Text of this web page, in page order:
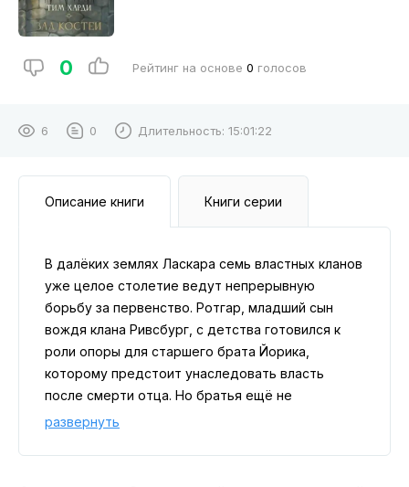
0 Рейтинг на основе 0 голосов
6 0 Длительность: 15:01:22
Описание книги Книги серии
В далёких землях Ласкара семь властных кланов
уже целое столетие ведут непрерывную
борьбу за первенство. Ротгар, младший сын
вождя клана Ривсбург, с детства готовился к
роли опоры для старшего брата Йорика,
которому предстоит унаследовать власть
после смерти отца. Но братья ещё не
подозревают, что привычный порядок вот-вот
любого смертного.
развернуть